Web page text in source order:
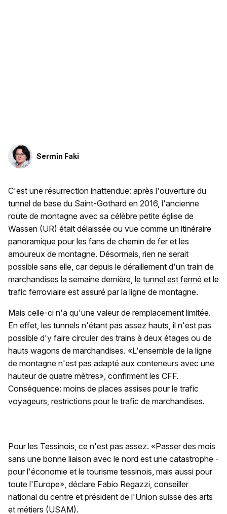
Sermîn Faki
C'est une résurrection inattendue: après l'ouverture du
tunnel de base du Saint-Gothard en 2016, l'ancienne
route de montagne avec sa célèbre petite église de
Wassen (UR) était délaissée ou vue comme un itinéraire
panoramique pour les fans de chemin de fer et les
amoureux de montagne. Désormais, rien ne serait
possible sans elle, car depuis le déraillement d'un train de
marchandises la semaine dernière, le tunnel est fermé et le
trafic ferroviaire est assuré par la ligne de montagne.
Mais celle-ci n'a qu'une valeur de remplacement limitée.
En effet, les tunnels n'étant pas assez hauts, il n'est pas
possible d'y faire circuler des trains à deux étages ou de
hauts wagons de marchandises. «L'ensemble de la ligne
de montagne n'est pas adapté aux conteneurs avec une
hauteur de quatre mètres», confirment les CFF.
Conséquence: moins de places assises pour le trafic
voyageurs, restrictions pour le trafic de marchandises.
Pour les Tessinois, ce n'est pas assez. «Passer des mois
sans une bonne liaison avec le nord est une catastrophe -
pour l'économie et le tourisme tessinois, mais aussi pour
toute l'Europe», déclare Fabio Regazzi, conseiller
national du centre et président de l'Union suisse des arts
et métiers (USAM).